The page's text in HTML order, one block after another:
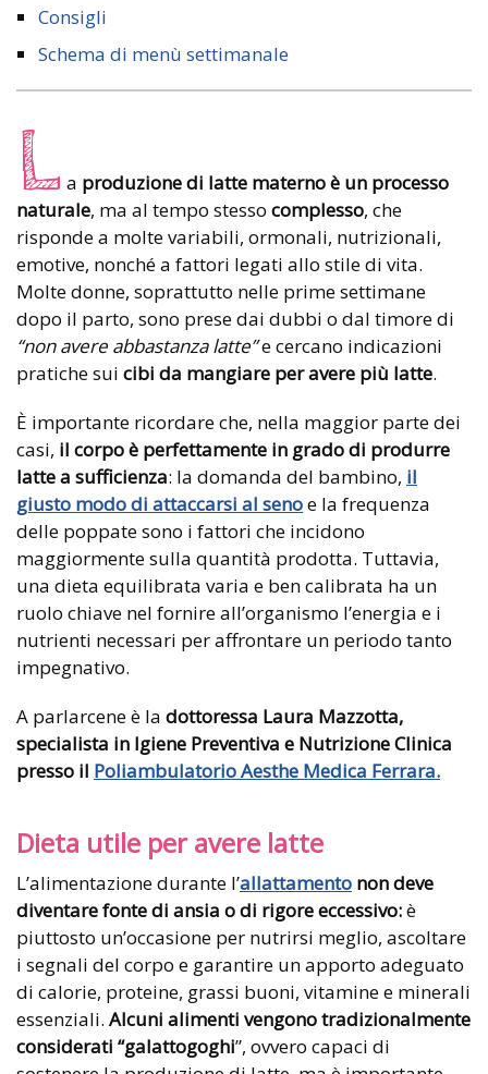
Consigli
Schema di menù settimanale
L a produzione di latte materno è un processo
naturale, ma al tempo stesso complesso, che
risponde a molte variabili, ormonali, nutrizionali,
emotive, nonché a fattori legati allo stile di vita.
Molte donne, soprattutto nelle prime settimane
dopo il parto, sono prese dai dubbi o dal timore di
“non avere abbastanza latte”e cercano indicazioni
pratiche sui cibi da mangiare per avere più latte.
È importante ricordare che, nella maggior parte dei
casi, il corpo è perfettamente in grado di produrre
latte a sufficienza: la domanda del bambino, il
giusto modo di attaccarsi al senoe la frequenza
delle poppate sono i fattori che incidono
maggiormente sulla quantità prodotta. Tuttavia,
una dieta equilibrata varia e ben calibrata ha un
ruolo chiave nel fornire all’organismo l’energia e i
nutrienti necessari per affrontare un periodo tanto
impegnativo.
A parlarcene è la dottoressa Laura Mazzotta,
specialista in Igiene Preventiva e Nutrizione Clinica
presso il Poliambulatorio Aesthe Medica Ferrara.
Dieta utile per avere latte
L’alimentazione durante l’allattamento non deve
diventare fonte di ansia o di rigore eccessivo:è
piuttosto un’occasione per nutrirsi meglio, ascoltare
i segnali del corpo e garantire un apporto adeguato
di calorie, proteine, grassi buoni, vitamine e minerali
essenziali. Alcuni alimenti vengono tradizionalmente
considerati “galattogoghi”, ovvero capaci di